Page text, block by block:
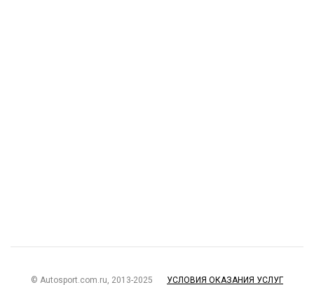
© Autosport.com.ru, 2013-2025 УСЛОВИЯ ОКАЗАНИЯ УСЛУГ